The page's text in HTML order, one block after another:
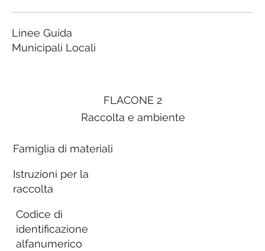
FLACONE 2
Raccolta e ambiente
Famiglia di materiali
Istruzioni per la
raccolta
Codice di
identificazione
alfanumerico
Linee Guida
Municipali Locali